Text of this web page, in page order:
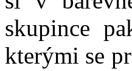
skupince
kterými se